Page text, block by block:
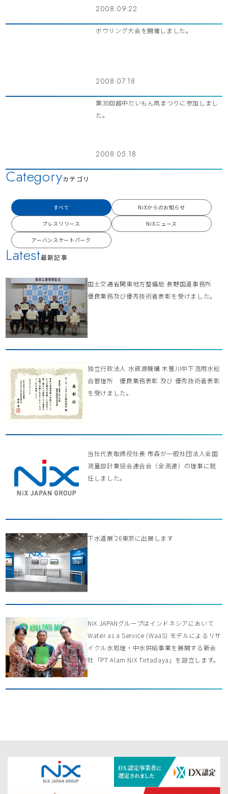
2008.09.22
ボウリング大会を開催しました。
2008.07.18
第30回越中だいもん凧まつりに参加しまし
た。
2008.05.18
Latest最新記事
国土交通省関東地方整備局 長野国道事務所
優良業務及び優秀技術者表彰を受けました。
独立行政法人 水資源機構 木曽川中下流用水総
合管理所 優良業務表彰 及び 優秀技術者表彰
を受けました。
当社代表取締役社長 市森が一般社団法人全国
測量設計業協会連合会（全測連）の理事に就
任しました。
下水道展’26東京に出展します
NiX JAPANグループはインドネシアにおいて
Water as a Service (WaaS) モデルによるリサ
イクル水処理・中水供給事業を展開する新会
社「PT Alam NiX Tirtadaya」を設立します。
Categoryカテゴリ
すべて NiXからのお知らせ
プレスリリース NiXニュース
アーバンスケートパーク